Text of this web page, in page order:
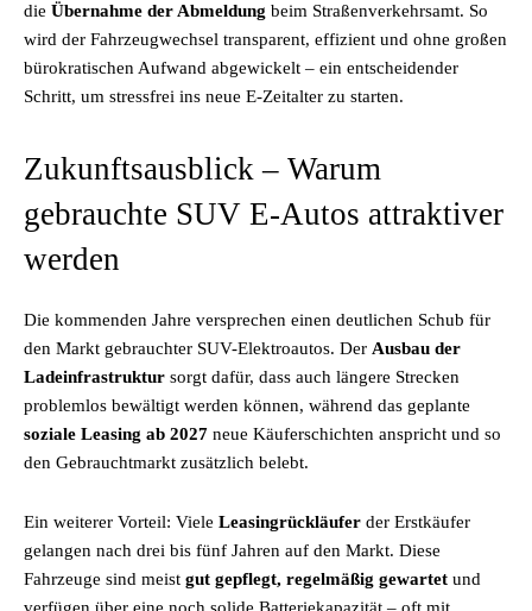
die Übernahme der Abmeldung beim Straßenverkehrsamt. So
wird der Fahrzeugwechsel transparent, effizient und ohne großen
bürokratischen Aufwand abgewickelt – ein entscheidender
Schritt, um stressfrei ins neue E-Zeitalter zu starten.
Zukunftsausblick – Warum
gebrauchte SUV E-Autos attraktiver
werden
Die kommenden Jahre versprechen einen deutlichen Schub für
den Markt gebrauchter SUV-Elektroautos. Der Ausbau der
Ladeinfrastruktur sorgt dafür, dass auch längere Strecken
problemlos bewältigt werden können, während das geplante
soziale Leasing ab 2027 neue Käuferschichten anspricht und so
den Gebrauchtmarkt zusätzlich belebt.
Ein weiterer Vorteil: Viele Leasingrückläufer der Erstkäufer
gelangen nach drei bis fünf Jahren auf den Markt. Diese
Fahrzeuge sind meist gut gepflegt, regelmäßig gewartet und